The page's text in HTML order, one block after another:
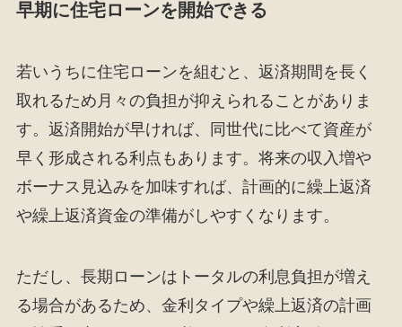
早期に住宅ローンを開始できる
若いうちに住宅ローンを組むと、返済期間を長く
取れるため月々の負担が抑えられることがありま
す。返済開始が早ければ、同世代に比べて資産が
早く形成される利点もあります。将来の収入増や
ボーナス見込みを加味すれば、計画的に繰上返済
や繰上返済資金の準備がしやすくなります。
ただし、長期ローンはトータルの利息負担が増え
る場合があるため、金利タイプや繰上返済の計画